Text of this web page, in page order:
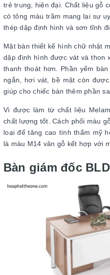
trẻ trung, hiện đại. Chất liệu gỗ
có tông màu trầm mang lại sự
thép dập định hình và sơn tĩnh
Mặt bàn thiết kế hình chữ nhật
dập định hình được vát và thon
thanh thoát hơn. Phần yếm
ngắn, hơi vát, bề mặt còn
giúp cho chiếc bàn thêm phần
Vì được làm từ chất liệu
chất lượng tốt. Cách phối màu
loại để tăng cao tính thẩm mỹ
là màu M14 vân gỗ kết hợp với
Bàn giám đốc